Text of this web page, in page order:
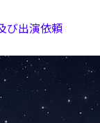
び出演依頼